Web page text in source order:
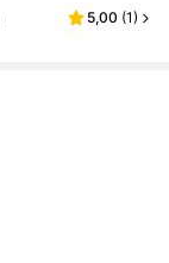
5,00 (1)